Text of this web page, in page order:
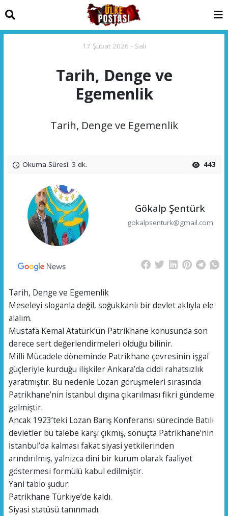
17 Şubat 2026 - Salı
Tarih, Denge ve
Egemenlik
Tarih, Denge ve Egemenlik
Okuma Süresi: 3 dk. 443
Gökalp Şentürk
gokalpsenturk@gmail.com
Tarih, Denge ve Egemenlik
Meseleyi sloganla değil, soğukkanlı bir devlet aklıyla ele
alalım.
Mustafa Kemal Atatürk’ün Patrikhane konusunda son
derece sert değerlendirmeleri olduğu bilinir.
Milli Mücadele döneminde Patrikhane çevresinin işgal
güçleriyle kurduğu ilişkiler Ankara’da ciddi rahatsızlık
yaratmıştır. Bu nedenle Lozan görüşmeleri sırasında
Patrikhane’nin İstanbul dışına çıkarılması fikri gündeme
gelmiştir.
Ancak 1923’teki Lozan Barış Konferansı sürecinde Batılı
devletler bu talebe karşı çıkmış, sonuçta Patrikhane’nin
İstanbul’da kalması fakat siyasi yetkilerinden
arındırılmış, yalnızca dini bir kurum olarak faaliyet
göstermesi formülü kabul edilmiştir.
Yani tablo şudur:
Patrikhane Türkiye’de kaldı.
Siyasi statüsü tanınmadı.